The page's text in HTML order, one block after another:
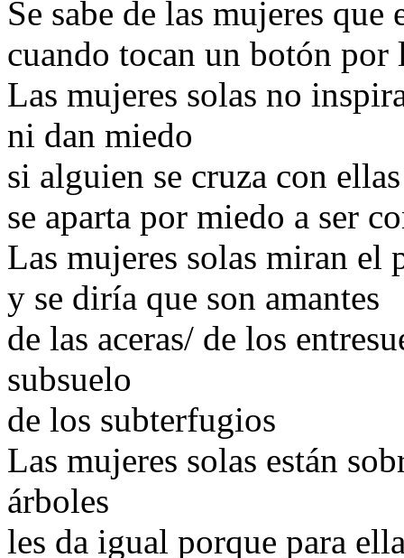
Se sabe de las mujeres que
cuando tocan un botón por
Las mujeres solas no
ni dan miedo
si alguien se cruza con
se aparta por miedo a ser
Las mujeres solas miran el
y se diría que son amantes
de las aceras/ de los
subsuelo
de los subterfugios
Las mujeres solas están
árboles
les da igual porque para